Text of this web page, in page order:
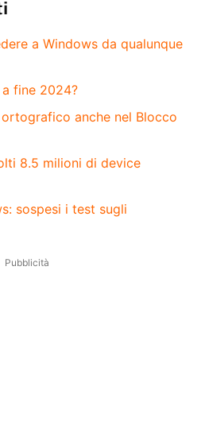
a Windows da qualunque
fine 2024?
anche nel Blocco
8.5 milioni di device
sospesi i test sugli
Pubblicità